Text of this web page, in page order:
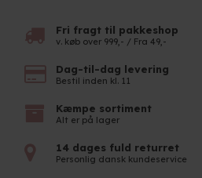
Fri fragt til pakkeshop
v. køb over 999,- / Fra 49,-
Dag-til-dag levering
Bestil inden kl. 11
Kæmpe sortiment
Alt er på lager
14 dages fuld returret
Personlig dansk kundeservice